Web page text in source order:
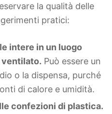
la qualità delle
pratici:
intere in un luogo
Può essere un
o la dispensa, purché
di calore e umidità.
confezioni di plastica.